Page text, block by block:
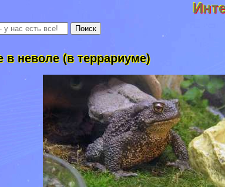
неволе (в террариуме)